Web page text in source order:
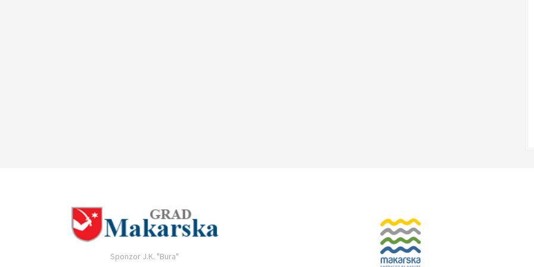
Sponzor J.K. "Bura"